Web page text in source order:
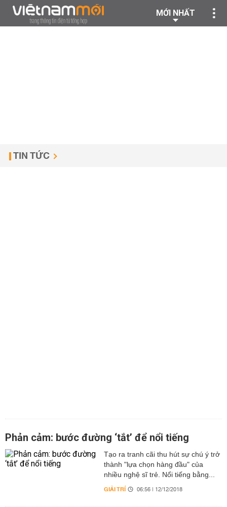
MỚI NHẤT
TIN TỨC
Phản cảm: bước đường ‘tắt’ để nổi tiếng
Tạo ra tranh cãi thu hút sự chú ý trở
thành "lựa chọn hàng đầu" của
nhiều nghệ sĩ trẻ. Nổi tiếng bằng...
GIẢI TRÍ 06:56 | 12/12/2018